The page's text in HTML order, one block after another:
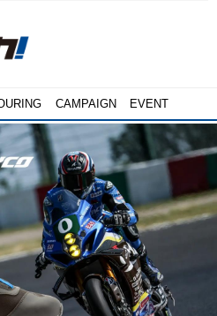
CAMPAIGN EVENT